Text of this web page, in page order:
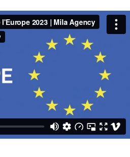
» mientras un jurado
UE votó para su propio
fueron entregado durante
Mayo de 2023, en ocasión
el evento in-situ,
contenidos destacados y
todas las redes de la
documentamos los
incluyendo una